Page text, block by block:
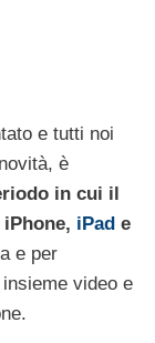
e tutti noi
è
in cui il
iPad e
e per
video e